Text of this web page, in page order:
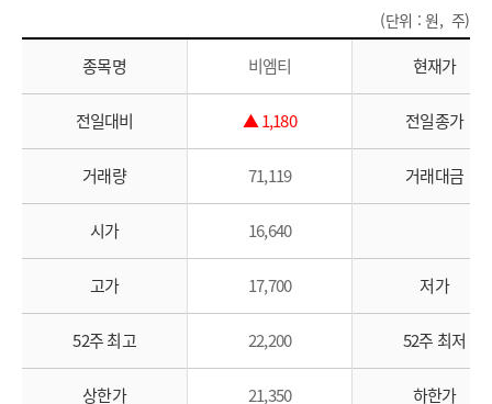
(단위 : 원, 주)
종목명 비엠티 현재가
전일대비 ▲ 1,180 전일종가
거래량 71,119 거래대금
시가 16,640
고가 17,700 저가
52주 최고 22,200 52주 최저
상한가 21,350 하한가